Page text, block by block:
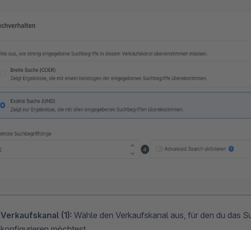
Verkaufskanal (1): Wähle den Verkaufskanal aus, für den du das